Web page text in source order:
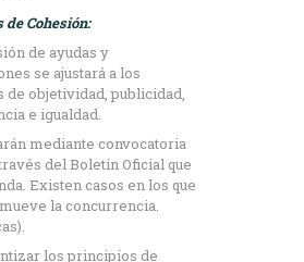
Cohesión:
de ayudas y
se ajustará a los
objetividad, publicidad,
e igualdad.
mediante convocatoria
del Boletín Oficial que
Existen casos en los que
la concurrencia.
los principios de